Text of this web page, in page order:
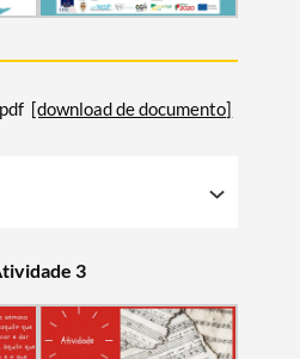
[download de documento]
3